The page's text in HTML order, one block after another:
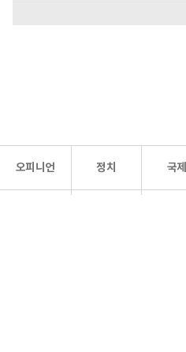
오피니언 정치 국제